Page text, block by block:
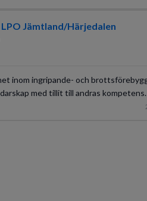
Jämtland/Härjedalen
inom ingripande- och
med tillit till andras kompetens.